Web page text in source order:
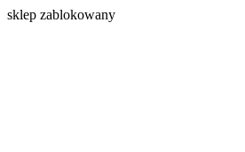
sklep zablokowany